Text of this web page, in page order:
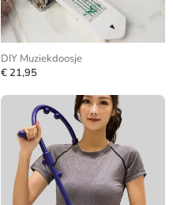
DIY Muziekdoosje
€ 21,95